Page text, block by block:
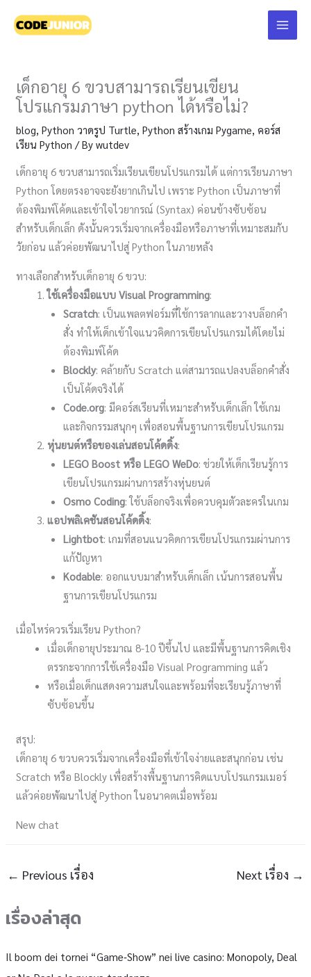
Main
Menu
เด็กอายุ 6 ขวบสามารถเรียนเขียน
โปรแกรมภาษา python ได้หรือไม่?
blog ,Python วาดรูป Turtle ,Python สร้างเกม Pygame ,คอร์ส
เรียน Python / Bywutdev
เด็กอายุ 6 ขวบสามารถเริ่มเรียนเขียนโปรแกรมได้ แต่การเรียนภาษา
Python โดยตรงอาจจะยังยากเกินไป เพราะ Python เป็นภาษาที่
ต้องพิมพ์โค้ดและเข้าใจไวยากรณ์ (Syntax) ค่อนข้างซับซ้อน
สำหรับเด็กเล็ก ดังนั้นควรเริ่มจากเครื่องมือหรือภาษาที่เหมาะสมกับ
วัยก่อน แล้วค่อยพัฒนาไปสู่ Python ในภายหลัง
ทางเลือกสำหรับเด็กอายุ 6 ขวบ:
ใช้เครื่องมือแบบ Visual Programming:
Scratch: เป็นแพลตฟอร์มที่ใช้การลากและวางบล็อกคำ
สั่ง ทำให้เด็กเข้าใจแนวคิดการเขียนโปรแกรมได้โดยไม่
ต้องพิมพ์โค้ด
Blockly: คล้ายกับ Scratch แต่สามารถแปลงบล็อกคำสั่ง
เป็นโค้ดจริงได้
Code.org: มีคอร์สเรียนที่เหมาะสำหรับเด็กเล็ก ใช้เกม
และกิจกรรมสนุกๆ เพื่อสอนพื้นฐานการเขียนโปรแกรม
หุ่นยนต์หรือของเล่นสอนโค้ดดิ้ง:
LEGO Boost หรือ LEGO WeDo: ช่วยให้เด็กเรียนรู้การ
เขียนโปรแกรมผ่านการสร้างหุ่นยนต์
Osmo Coding: ใช้บล็อกจริงเพื่อควบคุมตัวละครในเกม
แอปพลิเคชันสอนโค้ดดิ้ง:
Lightbot: เกมที่สอนแนวคิดการเขียนโปรแกรมผ่านการ
แก้ปัญหา
Kodable: ออกแบบมาสำหรับเด็กเล็ก เน้นการสอนพื้น
ฐานการเขียนโปรแกรม
เมื่อไหร่ควรเริ่มเรียน Python?
เมื่อเด็กอายุประมาณ 8-10 ปีขึ้นไป และมีพื้นฐานการคิดเชิง
ตรรกะจากการใช้เครื่องมือ Visual Programming แล้ว
หรือเมื่อเด็กแสดงความสนใจและพร้อมที่จะเรียนรู้ภาษาที่
ซับซ้อนขึ้น
สรุป:
เด็กอายุ 6 ขวบควรเริ่มจากเครื่องมือที่เข้าใจง่ายและสนุกก่อน เช่น
Scratch หรือ Blockly เพื่อสร้างพื้นฐานการคิดแบบโปรแกรมเมอร์
แล้วค่อยพัฒนาไปสู่ Python ในอนาคตเมื่อพร้อม
New chat
← Previous เรื่อง Next เรื่อง →
เรื่องล่าสุด
Il boom dei tornei “Game‑Show” nei live casino: Monopoly, Deal